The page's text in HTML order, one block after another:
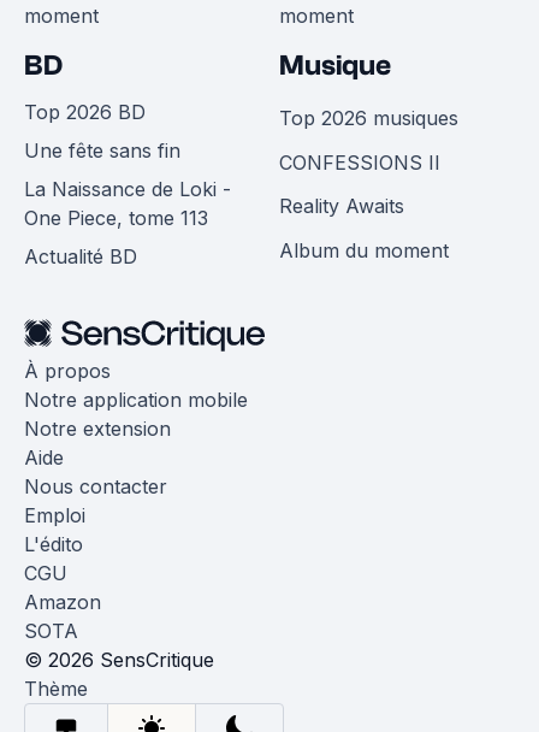
moment
moment
BD
Top 2026 BD
Une fête sans fin
La Naissance de Loki -
One Piece, tome 113
Actualité BD
Musique
Top 2026 musiques
CONFESSIONS II
Reality Awaits
Album du moment
À propos
Notre application mobile
Notre extension
Aide
Nous contacter
Emploi
L'édito
CGU
Amazon
SOTA
© 2026 SensCritique
Thème